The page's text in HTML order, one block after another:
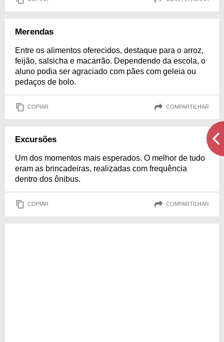
Merendas
Entre os alimentos oferecidos, destaque para o arroz,
feijão, salsicha e macarrão. Dependendo da escola, o
aluno podia ser agraciado com pães com geleia ou
pedaços de bolo.
COPIAR COMPARTILHAR
Excursões
Um dos momentos mais esperados. O melhor de tudo
eram as brincadeiras, realizadas com frequência
dentro dos ônibus.
COPIAR COMPARTILHAR